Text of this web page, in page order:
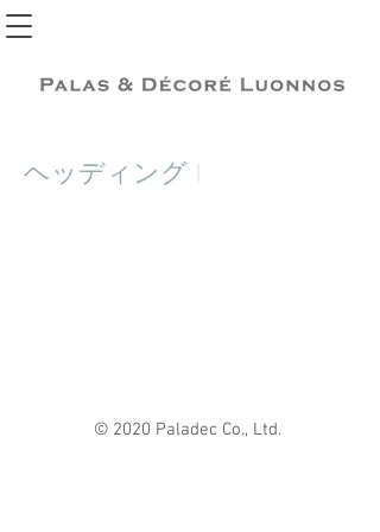
ヘッディング 1
© 2020 Paladec Co., Ltd.